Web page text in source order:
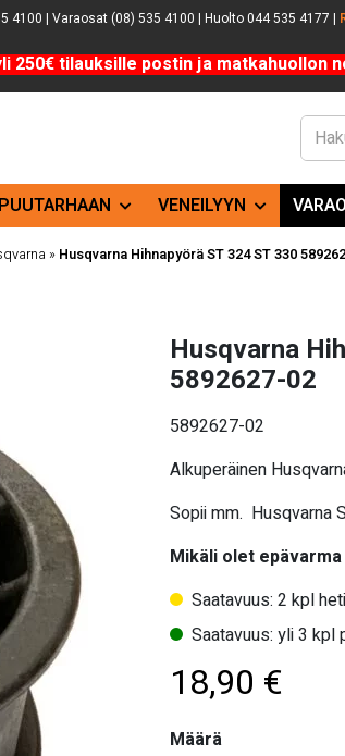
4100 | Varaosat (08) 535 4100 | Huolto 044 535 4177 |
250€ tilauksille postin ja matkahuollon
VENEILYYN
» Husqvarna Hihnapyörä ST 324 ST 330
Husqvarna
5892627-02
5892627-02
Alkuperäinen
Sopii mm. Husqvarna
Mikäli olet
Saatavuus: 2 kpl
Saatavuus: yli 3 kpl
18,90 €
Määrä
Määrä